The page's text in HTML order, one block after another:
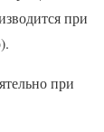
при
при